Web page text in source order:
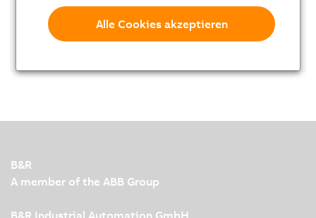
B&R
A member of the ABB Group
B&R Industrial Automation GmbH
Alle Cookies akzeptieren